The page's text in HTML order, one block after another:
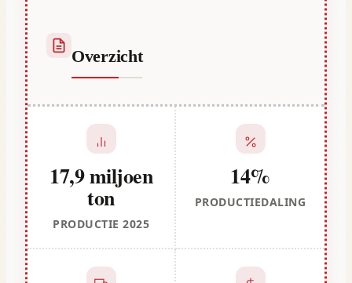
Overzicht
17,9 miljoen
ton
PRODUCTIE 2025
14%
PRODUCTIEDALING